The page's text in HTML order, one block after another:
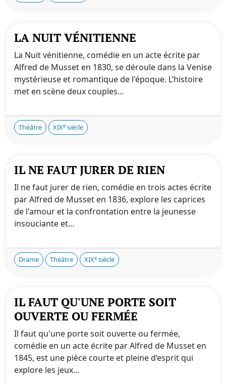
LA NUIT VÉNITIENNE
La Nuit vénitienne, comédie en un acte écrite par
Alfred de Musset en 1830, se déroule dans la Venise
mystérieuse et romantique de l'époque. L’histoire
met en scène deux couples...
Théâtre XIXe siècle
IL NE FAUT JURER DE RIEN
Il ne faut jurer de rien, comédie en trois actes écrite
par Alfred de Musset en 1836, explore les caprices
de l'amour et la confrontation entre la jeunesse
insouciante et...
Drame Théâtre XIXe siècle
IL FAUT QU'UNE PORTE SOIT
OUVERTE OU FERMÉE
Il faut qu'une porte soit ouverte ou fermée,
comédie en un acte écrite par Alfred de Musset en
1845, est une pièce courte et pleine d’esprit qui
explore les jeux...